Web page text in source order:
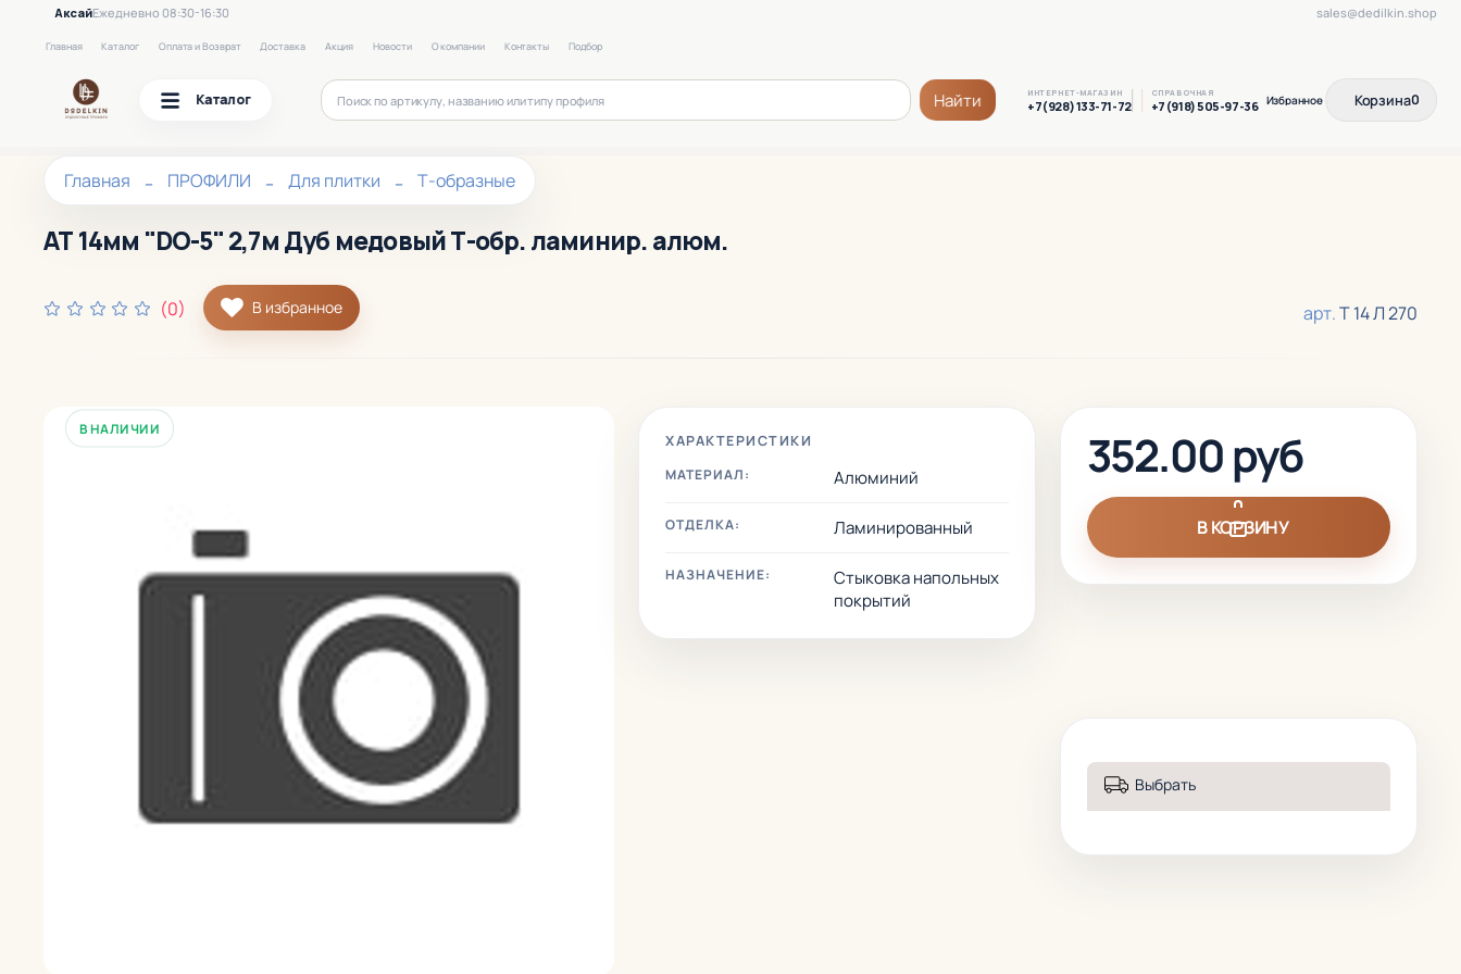
АксайЕжедневно 08:30-16:30
Главная Каталог Оплата и Возврат Доставка Акция Новости О компании Контакты Подбор
sales@dedilkin.shop
Каталог Найти ИНТЕРНЕТ-МАГАЗИН
+7(928) 133-71-72
СПРАВОЧНАЯ
+7(918) 505-97-36 Корзина0
Главная ПРОФИЛИ Для плитки Т-образные
АТ 14мм "DO-5" 2,7м Дуб медовый Т-обр. ламинир. алюм.
(0) В избранное арт.T 14 Л 270
В НАЛИЧИИ
ХАРАКТЕРИСТИКИ
МАТЕРИАЛ:
Алюминий
ОТДЕЛКА: Ламинированный
НАЗНАЧЕНИЕ:
Стыковка напольных
покрытий
352.00 руб
В КОРЗИНУ
Выбрать